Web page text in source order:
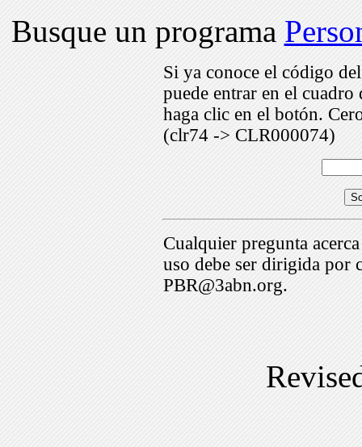
Busque un programa
Si ya conoce el código
puede entrar en el
haga clic en el botón.
(clr74 -> CLR000074)
Cualquier pregunta
uso debe ser dirigida por
PBR@3abn.org.